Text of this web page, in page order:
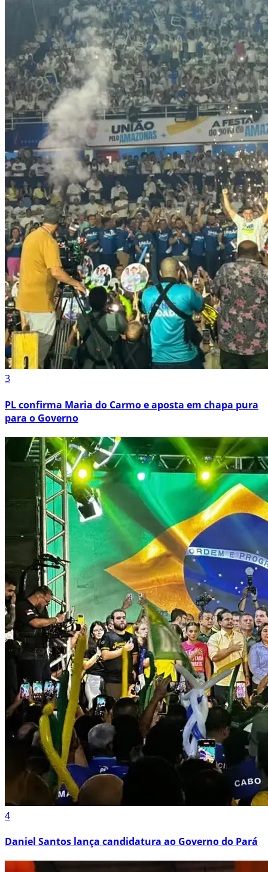
3
PL confirma Maria do Carmo e aposta em chapa pura
para o Governo
4
Daniel Santos lança candidatura ao Governo do Pará